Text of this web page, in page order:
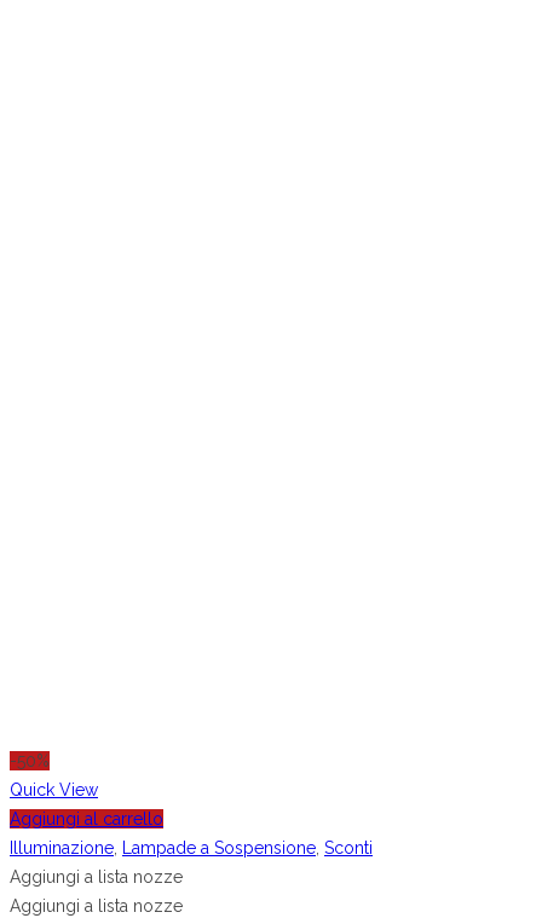
-50%
Quick View
Aggiungi al carrello
Illuminazione Lampade a Sospensione Sconti
Aggiungi a lista nozze
Aggiungi a lista nozze